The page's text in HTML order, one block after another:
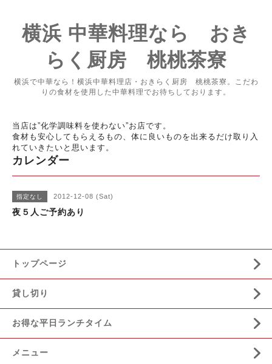
横浜 中華料理なら おき
らく厨房 桃桃茶寮
横浜で中華なら！横浜中華料理店・おきらく厨房 桃桃茶寮。こだわ
りの食材を使用した中華料理でお待ちしております。
当店は”化学調味料を使わない”お店です。
食材も安心してもらえるもの、体に良いものを出来るだけ取り入
れていきたいと思います。
カレンダー
指定なし 2012-12-08 (Sat)
夜５人ご予約あり
トップページ
貸し切り
お得な平日ランチタイム
メニュー